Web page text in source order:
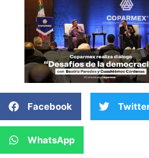
Facebook
WhatsApp